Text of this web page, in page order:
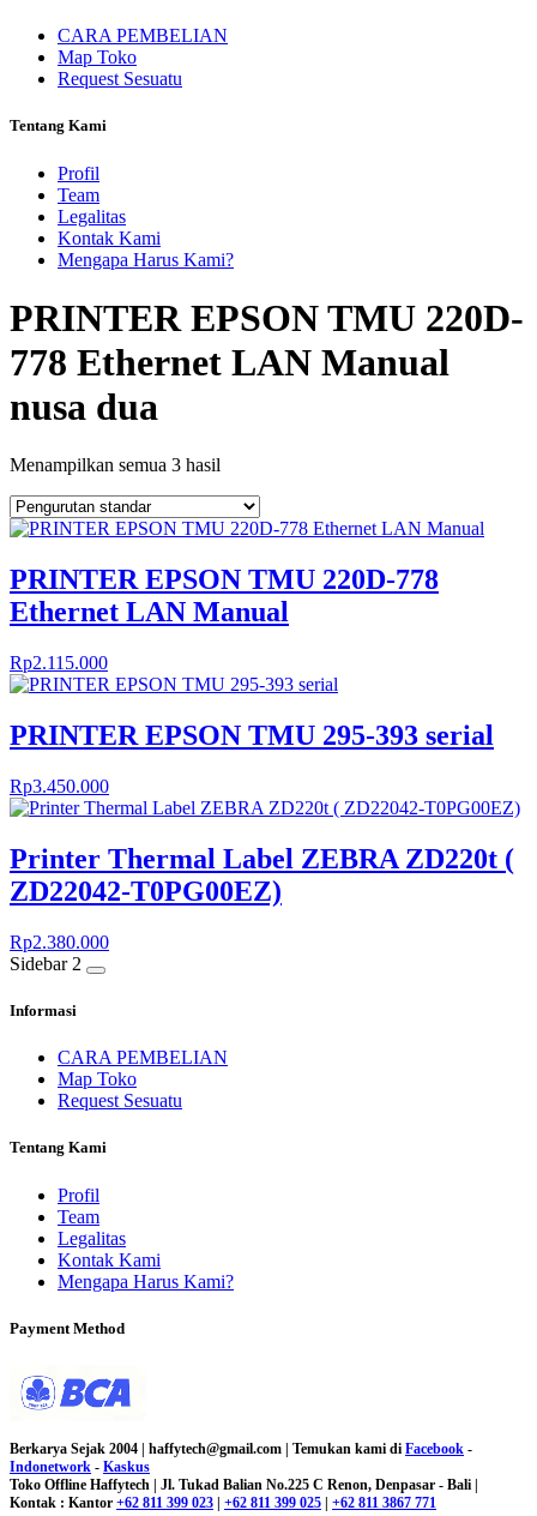
CARA PEMBELIAN
Map Toko
Request Sesuatu
Tentang Kami
Profil
Team
Legalitas
Kontak Kami
Mengapa Harus Kami?
PRINTER EPSON TMU 220D-
778 Ethernet LAN Manual
nusa dua
Menampilkan semua 3 hasil
PRINTER EPSON TMU 220D-778
Ethernet LAN Manual
Rp2.115.000
PRINTER EPSON TMU 295-393 serial
Rp3.450.000
Printer Thermal Label ZEBRA ZD220t (
ZD22042-T0PG00EZ)
Rp2.380.000
Sidebar 2
Informasi
CARA PEMBELIAN
Map Toko
Request Sesuatu
Tentang Kami
Profil
Team
Legalitas
Kontak Kami
Mengapa Harus Kami?
Payment Method
Berkarya Sejak 2004 | haffytech@gmail.com | Temukan kami di Facebook -
Indonetwork - Kaskus
Toko Offline Haffytech | Jl. Tukad Balian No.225 C Renon, Denpasar - Bali |
Kontak : Kantor +62 811 399 023 | +62 811 399 025 | +62 811 3867 771